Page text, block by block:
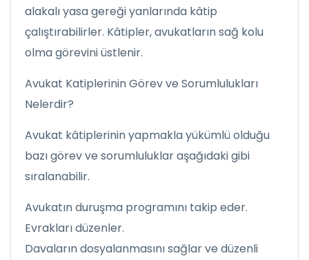
alakalı yasa gereği yanlarında kâtip
çalıştırabilirler. Kâtipler, avukatların sağ kolu
olma görevini üstlenir.
Avukat Katiplerinin Görev ve Sorumlulukları
Nelerdir?
Avukat kâtiplerinin yapmakla yükümlü olduğu
bazı görev ve sorumluluklar aşağıdaki gibi
sıralanabilir.
Avukatın duruşma programını takip eder.
Evrakları düzenler.
Davaların dosyalanmasını sağlar ve düzenli